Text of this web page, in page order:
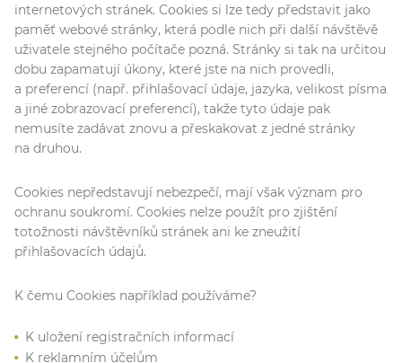
internetových stránek. Cookies si lze tedy představit jako
paměť webové stránky, která podle nich při další návštěvě
uživatele stejného počítače pozná. Stránky si tak na určitou
dobu zapamatují úkony, které jste na nich provedli,
a preferencí (např. přihlašovací údaje, jazyka, velikost písma
a jiné zobrazovací preferencí), takže tyto údaje pak
nemusíte zadávat znovu a přeskakovat z jedné stránky
na druhou.
Cookies nepředstavují nebezpečí, mají však význam pro
ochranu soukromí. Cookies nelze použít pro zjištění
totožnosti návštěvníků stránek ani ke zneužití
přihlašovacích údajů.
K čemu Cookies například používáme?
K uložení registračních informací
K reklamním účelům